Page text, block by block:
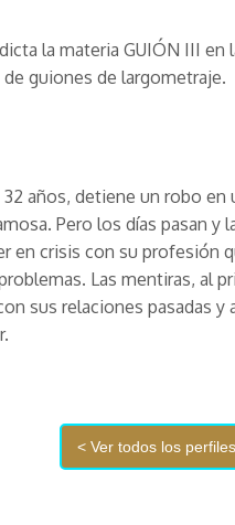
la materia GUIÓN III en
guiones de largometraje.
años, detiene un robo en
Pero los días pasan y
en crisis con su profesión
Las mentiras, al
sus relaciones pasadas